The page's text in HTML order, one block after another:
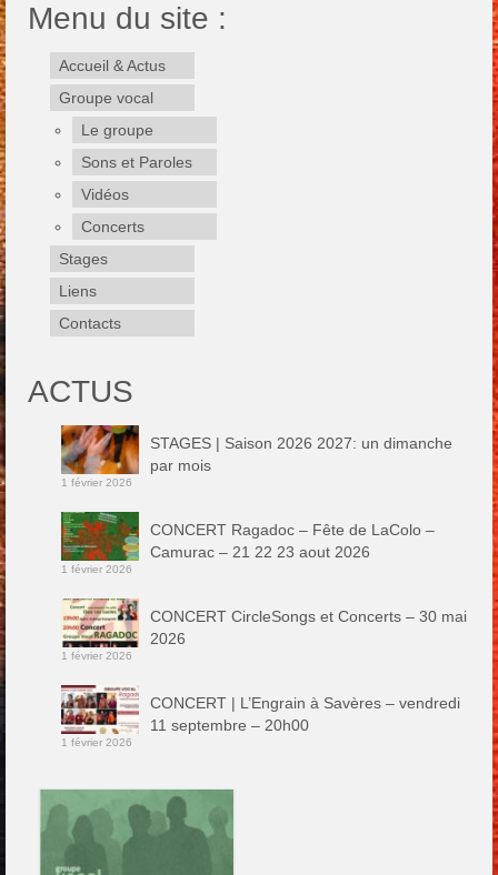
Menu du site :
Accueil & Actus
Groupe vocal
Le groupe
Sons et Paroles
Vidéos
Concerts
Stages
Liens
Contacts
ACTUS
STAGES | Saison 2026 2027: un dimanche
par mois
1 février 2026
CONCERT Ragadoc – Fête de LaColo –
Camurac – 21 22 23 aout 2026
1 février 2026
CONCERT CircleSongs et Concerts – 30 mai
2026
1 février 2026
CONCERT | L’Engrain à Savères – vendredi
11 septembre – 20h00
1 février 2026